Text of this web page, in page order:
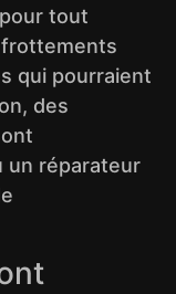
tout
qui pourraient
des
un réparateur